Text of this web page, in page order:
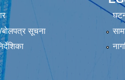
बोलपत्र सूचना